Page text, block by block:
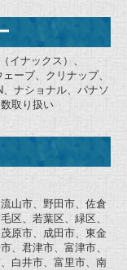
イナックス）、
ーブ、クリナップ、
ナショナル、パナソ
取り扱い
山市、野田市、佐倉
区、若葉区、緑区、
原市、成田市、東金
、君津市、富津市、
白井市、富里市、南